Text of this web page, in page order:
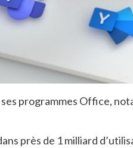
programmes Office,
près de 1 milliard